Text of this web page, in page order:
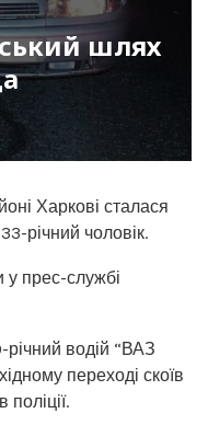
шлях
Харкові сталася
річний чоловік.
у прес-службі
водій “ВАЗ
переході скоїв